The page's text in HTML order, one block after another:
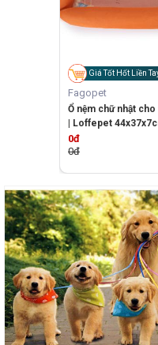
Giá Tốt Hốt Liền
Fagopet
Ổ nệm chữ nhật
| Loffepet
0đ
0đ